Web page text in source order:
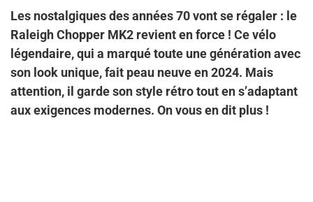
Les nostalgiques des années 70 vont se régaler : le
Raleigh Chopper MK2 revient en force ! Ce vélo
légendaire, qui a marqué toute une génération avec
son look unique, fait peau neuve en 2024. Mais
attention, il garde son style rétro tout en s’adaptant
aux exigences modernes. On vous en dit plus !